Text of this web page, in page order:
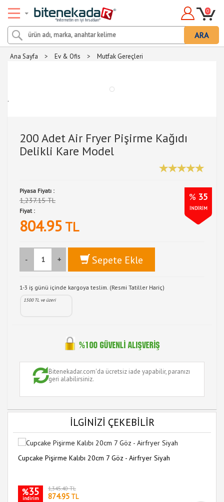
ARA
0
Ana Sayfa > Ev & Ofis > Mutfak Gereçleri
.
200 Adet Air Fryer Pişirme Kağıdı
Delikli Kare Model
Piyasa Fiyatı :
1,237.15 TL % 35
İNDİRİM
Fiyat :
804.95 TL
- + Sepete Ekle
1-3 iş günü içinde kargoya teslim. (Resmi Tatiller Hariç)
1500 TL ve üzeri
Bitenekadar.com'da ücretsiz iade yapabilir, paranızı
geri alabilirsiniz.
İLGİNİZİ ÇEKEBİLİR
Cupcake Pişirme Kalıbı 20cm 7 Göz - Airfryer Siyah
%35
indirim
1,345.40 TL
874.95 TL